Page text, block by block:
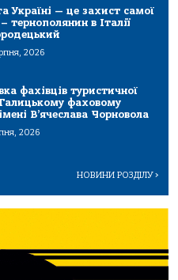
Україні — це захист самої
тернополянин в Італії
2026
фахівців туристичної
Галицькому фаховому
В’ячеслава Чорновола
2026
НОВИНИ РОЗДІЛУ>